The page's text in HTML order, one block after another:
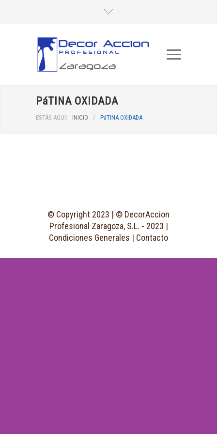
PáTINA OXIDADA
ESTÁS AQUÍ: INICIO / PáTINA OXIDADA
© Copyright 2023 | © DecorAccion
Profesional Zaragoza, S.L. - 2023 |
Condiciones Generales | Contacto